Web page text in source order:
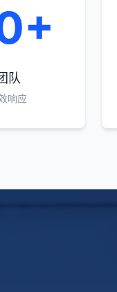
队
响应